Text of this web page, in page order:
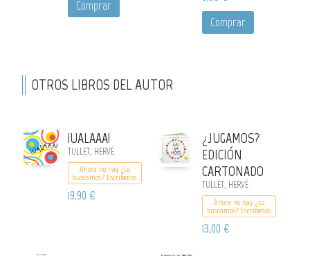
Comprar
Comprar
OTROS LIBROS DEL AUTOR
¡UALAAA!
TULLET, HERVÉ
Ahora no hay ¿Lo
buscamos? Escribenos
19,90 €
¿JUGAMOS?
EDICIÓN
CARTONADO
TULLET, HERVÉ
Ahora no hay ¿Lo
buscamos? Escribenos
13,00 €